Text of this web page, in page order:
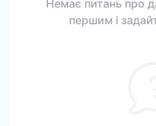
Немає питань про
першим і